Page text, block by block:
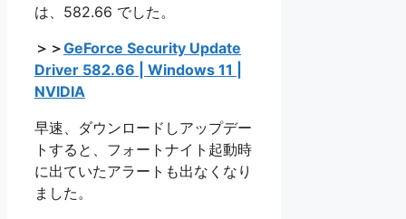
は、582.66 でした。
＞＞GeForce Security Update
Driver 582.66 | Windows 11 |
NVIDIA
早速、ダウンロードしアップデー
トすると、フォートナイト起動時
に出ていたアラートも出なくなり
ました。